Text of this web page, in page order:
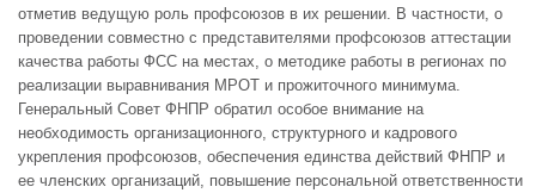
отметив ведущую роль профсоюзов в их решении. В частности, о
проведении совместно с представителями профсоюзов аттестации
качества работы ФСС на местах, о методике работы в регионах по
реализации выравнивания МРОТ и прожиточного минимума.
Генеральный Совет ФНПР обратил особое внимание на
необходимость организационного, структурного и кадрового
укрепления профсоюзов, обеспечения единства действий ФНПР и
ее членских организаций, повышение персональной ответственности